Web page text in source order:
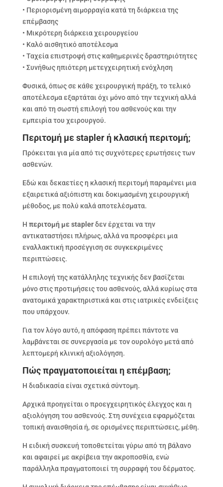
• Περιορισμένη αιμορραγία κατά τη διάρκεια της
επέμβασης
• Μικρότερη διάρκεια χειρουργείου
• Καλό αισθητικό αποτέλεσμα
• Ταχεία επιστροφή στις καθημερινές δραστηριότητες
• Συνήθως ηπιότερη μετεγχειρητική ενόχληση
Φυσικά, όπως σε κάθε χειρουργική πράξη, το τελικό
αποτέλεσμα εξαρτάται όχι μόνο από την τεχνική αλλά
και από τη σωστή επιλογή του ασθενούς και την
εμπειρία του χειρουργού.
Περιτομή με stapler ή κλασική περιτομή;
Πρόκειται για μία από τις συχνότερες ερωτήσεις των
ασθενών.
Εδώ και δεκαετίες η κλασική περιτομή παραμένει μια
εξαιρετικά αξιόπιστη και δοκιμασμένη χειρουργική
μέθοδος, με πολύ καλά αποτελέσματα.
Η περιτομή με staplerδεν έρχεται να την
αντικαταστήσει πλήρως, αλλά να προσφέρει μια
εναλλακτική προσέγγιση σε συγκεκριμένες
περιπτώσεις.
Η επιλογή της κατάλληλης τεχνικής δεν βασίζεται
μόνο στις προτιμήσεις του ασθενούς, αλλά κυρίως στα
ανατομικά χαρακτηριστικά και στις ιατρικές ενδείξεις
που υπάρχουν.
Για τον λόγο αυτό, η απόφαση πρέπει πάντοτε να
λαμβάνεται σε συνεργασία με τον ουρολόγο μετά από
λεπτομερή κλινική αξιολόγηση.
Πώς πραγματοποιείται η επέμβαση;
Η διαδικασία είναι σχετικά σύντομη.
Αρχικά προηγείται ο προεγχειρητικός έλεγχος και η
αξιολόγηση του ασθενούς. Στη συνέχεια εφαρμόζεται
τοπική αναισθησία ή, σε ορισμένες περιπτώσεις, μέθη.
Η ειδική συσκευή τοποθετείται γύρω από τη βάλανο
και αφαιρεί με ακρίβεια την ακροποσθία, ενώ
παράλληλα πραγματοποιεί τη συρραφή του δέρματος.